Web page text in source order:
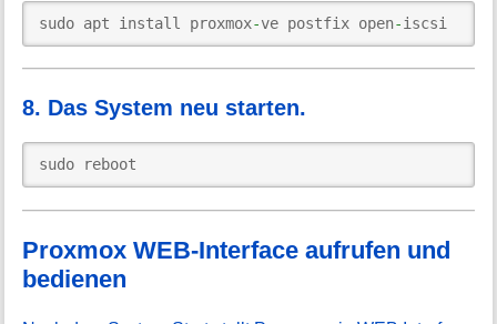
sudo apt install proxmox-ve postfix open-iscsi
8. Das System neu starten.
sudo reboot
Proxmox WEB-Interface aufrufen und
bedienen